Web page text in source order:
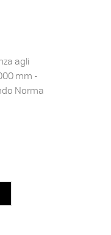
agli
mm -
Norma